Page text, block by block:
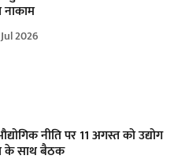
नाकाम
2026
नीति पर 11 अगस्त को उद्योग
के साथ बैठक